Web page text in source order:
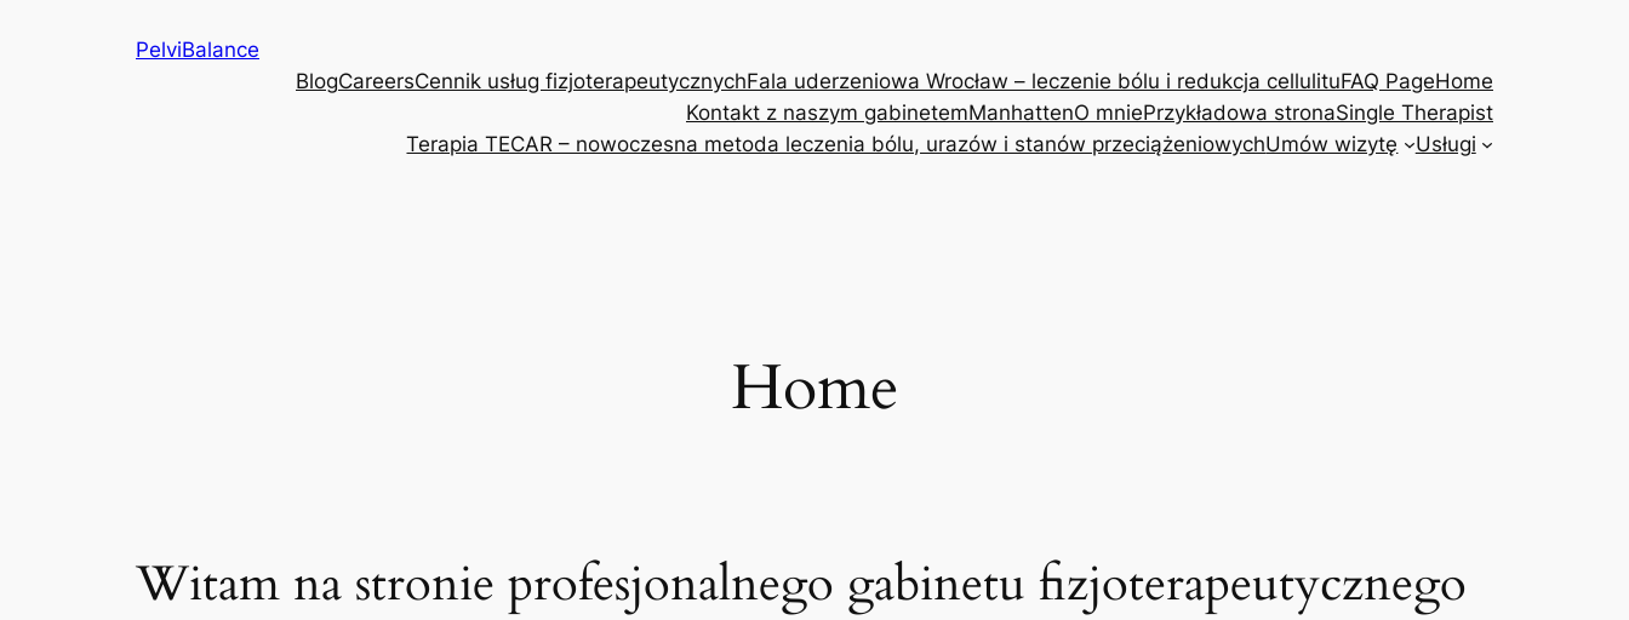
PelviBalance
BlogCareersCennik usług fizjoterapeutycznychFala uderzeniowa Wrocław – leczenie bólu i redukcja cellulituFAQ PageHome
Kontakt z naszym gabinetemManhattenO mniePrzykładowa stronaSingle Therapist
Terapia TECAR – nowoczesna metoda leczenia bólu, urazów i stanów przeciążeniowychUmów wizytę Usługi
Home
Witam na stronie profesjonalnego gabinetu fizjoterapeutycznego